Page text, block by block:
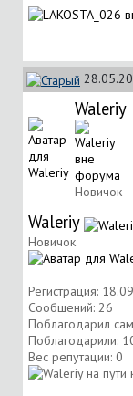
Waleriy
Новичок
Waleriy
Новичок
Регистрация:
Сообщений: 26
Поблагодарил
Поблагодарили:
Вес репутации: 0